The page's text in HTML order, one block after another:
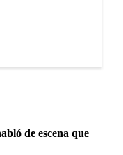
de escena que